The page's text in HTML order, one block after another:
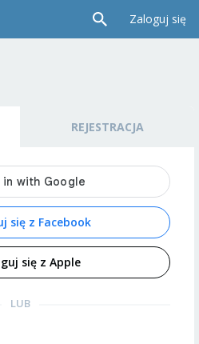
Zaloguj się
REJESTRACJA
się z Facebook
się z Apple
LUB